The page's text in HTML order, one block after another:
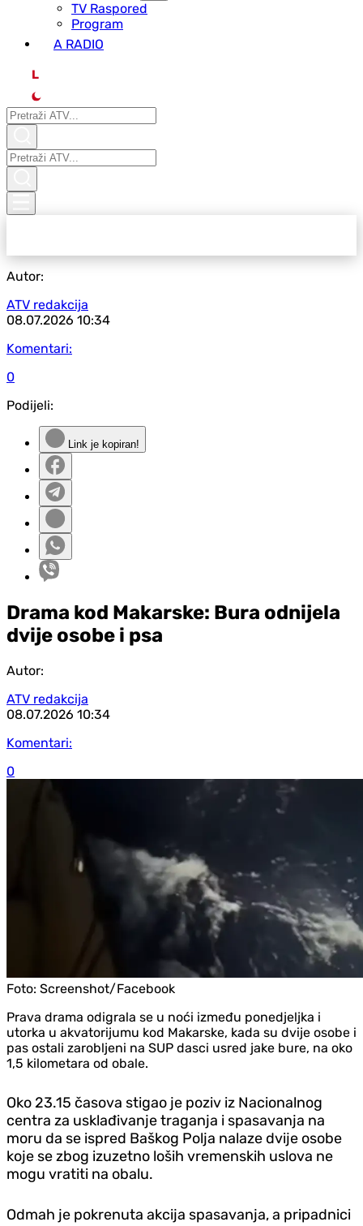
ТV Raspored
Program
A RADIO
L
Autor:
ATV redakcija
08.07.2026 10:34
Komentari:
0
Podijeli:
Link je kopiran!
Drama kod Makarske: Bura odnijela
dvije osobe i psa
Autor:
ATV redakcija
08.07.2026 10:34
Komentari:
0
Foto: Screenshot/Facebook
Prava drama odigrala se u noći između poned‌jeljka i
utorka u akvatorijumu kod Makarske, kada su dvije osobe i
pas ostali zarobljeni na SUP dasci usred jake bure, na oko
1,5 kilometara od obale.
Oko 23.15 časova stigao je poziv iz Nacionalnog
centra za usklađivanje traganja i spasavanja na
moru da se ispred Baškog Polja nalaze dvije osobe
koje se zbog izuzetno loših vremenskih uslova ne
mogu vratiti na obalu.
Odmah je pokrenuta akcija spasavanja, a pripadnici